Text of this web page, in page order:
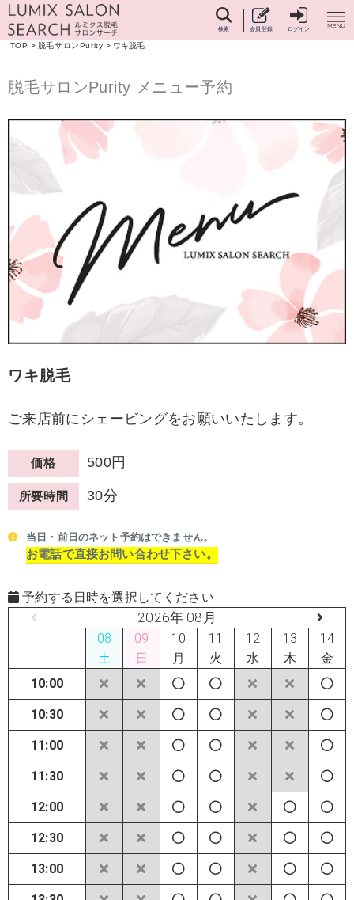
検索 会員登録 ログイン
TOP > 脱毛サロンPurity > ワキ脱毛
脱毛サロンPurity メニュー予約
ワキ脱毛
ご来店前にシェービングをお願いいたします。
価格 500円
所要時間 30分
当日・前日のネット予約はできません。
お電話で直接お問い合わせ下さい。
予約する日時を選択してください
2026年 08月
08
土
09
日
10
月
11
火
12
水
13
木
14
金
10:00
10:30
11:00
11:30
12:00
12:30
13:00